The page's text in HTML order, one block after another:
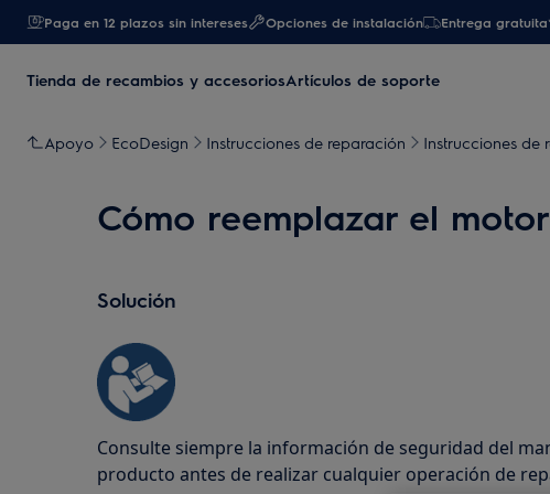
Paga en 12 plazos sin intereses Opciones de instalación Entrega
Tienda de recambios y accesoriosArtículos de soporte
Apoyo EcoDesign Instrucciones de reparación Instrucciones de
Cómo reemplazar el
Solución
Consulte siempre la información de seguridad del
producto antes de realizar cualquier operación de